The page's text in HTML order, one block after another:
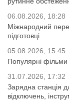
06.08.2026, 18:28
Міжнародний
підготовці
05.08.2026, 15:45
Популярні фільми
31.07.2026, 17:32
Зарядна станція
відключень,